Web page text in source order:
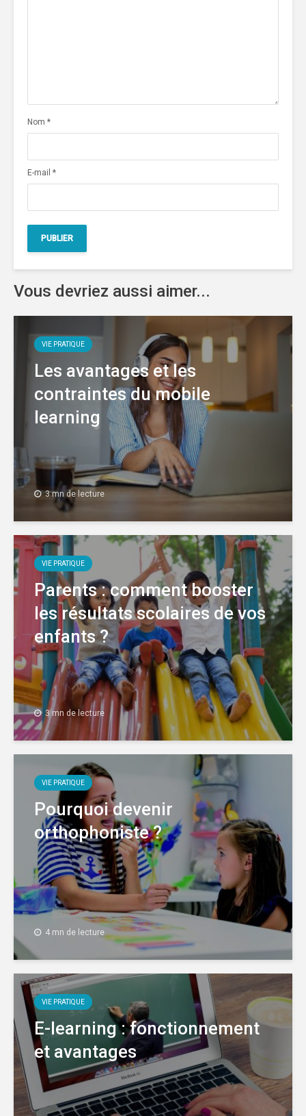
Nom *
E-mail *
Vous devriez aussi aimer...
VIE PRATIQUE
Les avantages et les
contraintes du mobile
learning
3 mn de lecture
VIE PRATIQUE
Parents : comment booster
les résultats scolaires de vos
enfants ?
3 mn de lecture
VIE PRATIQUE
Pourquoi devenir
orthophoniste ?
4 mn de lecture
VIE PRATIQUE
E-learning : fonctionnement
et avantages